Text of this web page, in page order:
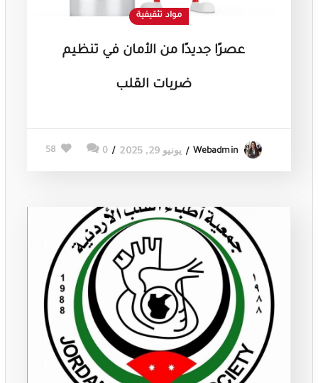
مواد تثقيفية
عصرًا جديدًا من الأمان في تنظيم
ضربات القلب
Webadmin يونيو 29, 2025 0
58